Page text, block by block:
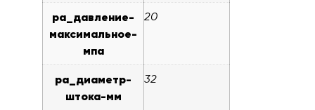
pa_давление-
максимальное-
мпа
20
pa_диаметр-
штока-мм
32